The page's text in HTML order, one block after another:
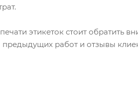
этикеток стоит обратить
работ и отзывы